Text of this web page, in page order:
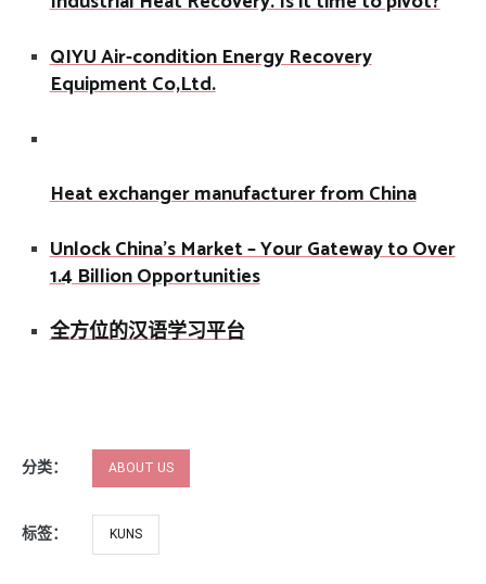
QIYU Air-condition Energy Recovery
Equipment Co,Ltd.
Heat exchanger manufacturer from China
Unlock China’s Market – Your Gateway to Over
1.4 Billion Opportunities
全方位的汉语学习平台
分类： ABOUT US
标签： KUNS